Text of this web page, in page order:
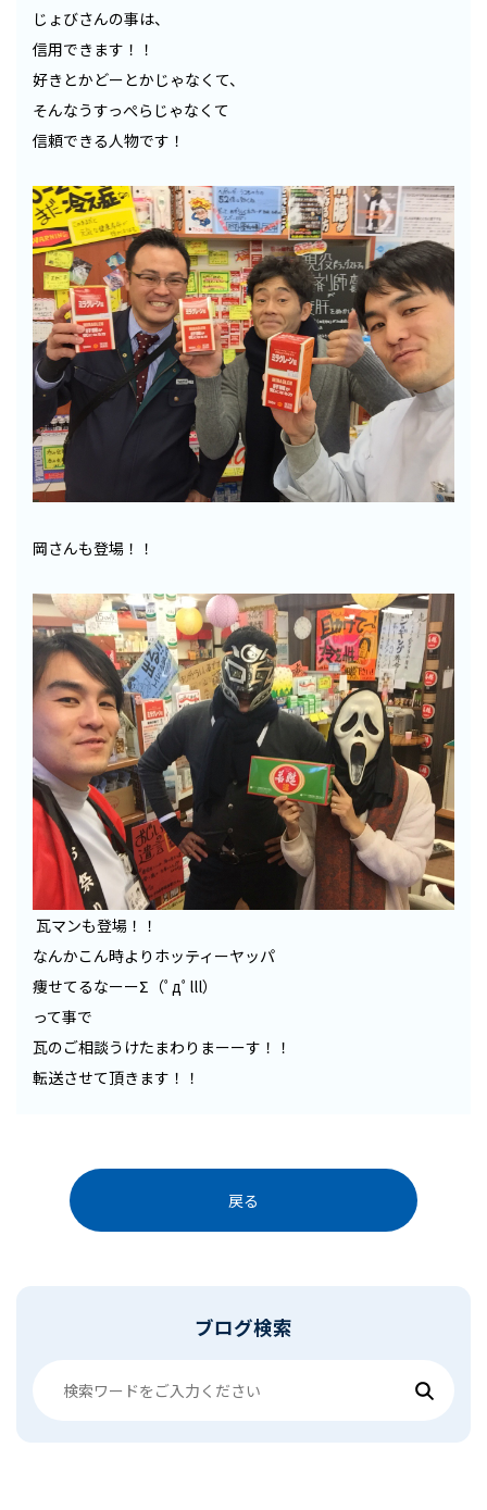
じょびさんの事は、
信用できます！！
好きとかどーとかじゃなくて、
そんなうすっぺらじゃなくて
信頼できる人物です！
岡さんも登場！！
瓦マンも登場！！
なんかこん時よりホッティーヤッパ
痩せてるなーーΣ（ﾟдﾟlll）
って事で
瓦のご相談うけたまわりまーーす！！
転送させて頂きます！！
戻る
ブログ検索